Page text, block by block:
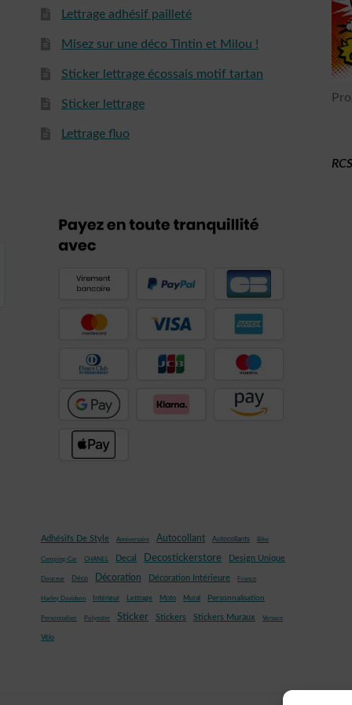
Lettrage adhésif pailleté
Misez sur une déco Tintin et Milou !
Sticker lettrage écossais motif tartan
Sticker lettrage
Lettrage fluo
Adhésifs De Style Anniversaire Autocollant Autocollants Bike
Camping-Car CHANEL Decal Decostickerstore Design Unique
Douceur Déco Décoration Décoration Intérieure France
Harley Davidson Intérieur Lettrage Moto Mural Personnalisation
Personnaliser Polyester Sticker Stickers Stickers Muraux Versace
Vélo